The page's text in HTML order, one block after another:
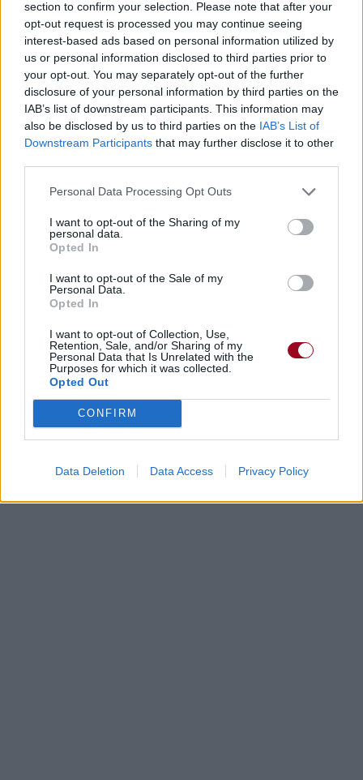
section to confirm your selection. Please note that after your
opt-out request is processed you may continue seeing
interest-based ads based on personal information utilized by
us or personal information disclosed to third parties prior to
your opt-out. You may separately opt-out of the further
disclosure of your personal information by third parties on the
IAB’s list of downstream participants. This information may
also be disclosed by us to third parties on the IAB’s List of
Downstream Participants that may further disclose it to other
Personal Data Processing Opt Outs
I want to opt-out of the Sharing of my
personal data.
Opted In
I want to opt-out of the Sale of my
Personal Data.
Opted In
I want to opt-out of Collection, Use,
Retention, Sale, and/or Sharing of my
Personal Data that Is Unrelated with the
Purposes for which it was collected.
Opted Out
CONFIRM
Data Deletion Data Access Privacy Policy